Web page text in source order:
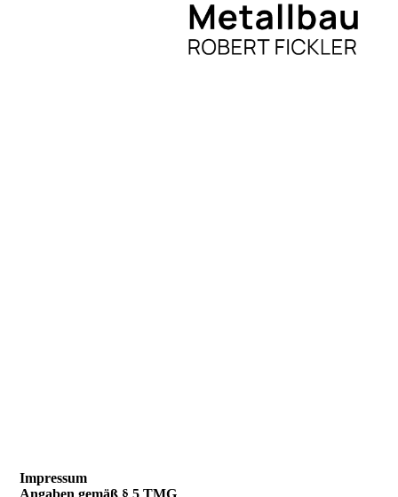
Impressum
Angaben gemäß § 5 TMG